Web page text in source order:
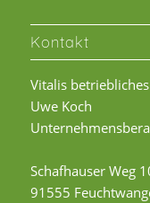
Kontakt
Vitalis
Uwe Koch
Schafhauser Weg
91555